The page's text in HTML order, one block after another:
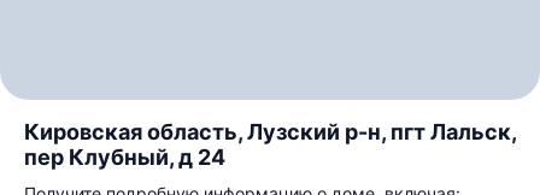
Кировская область, Лузский р-н, пгт Лальск,
пер Клубный, д 24